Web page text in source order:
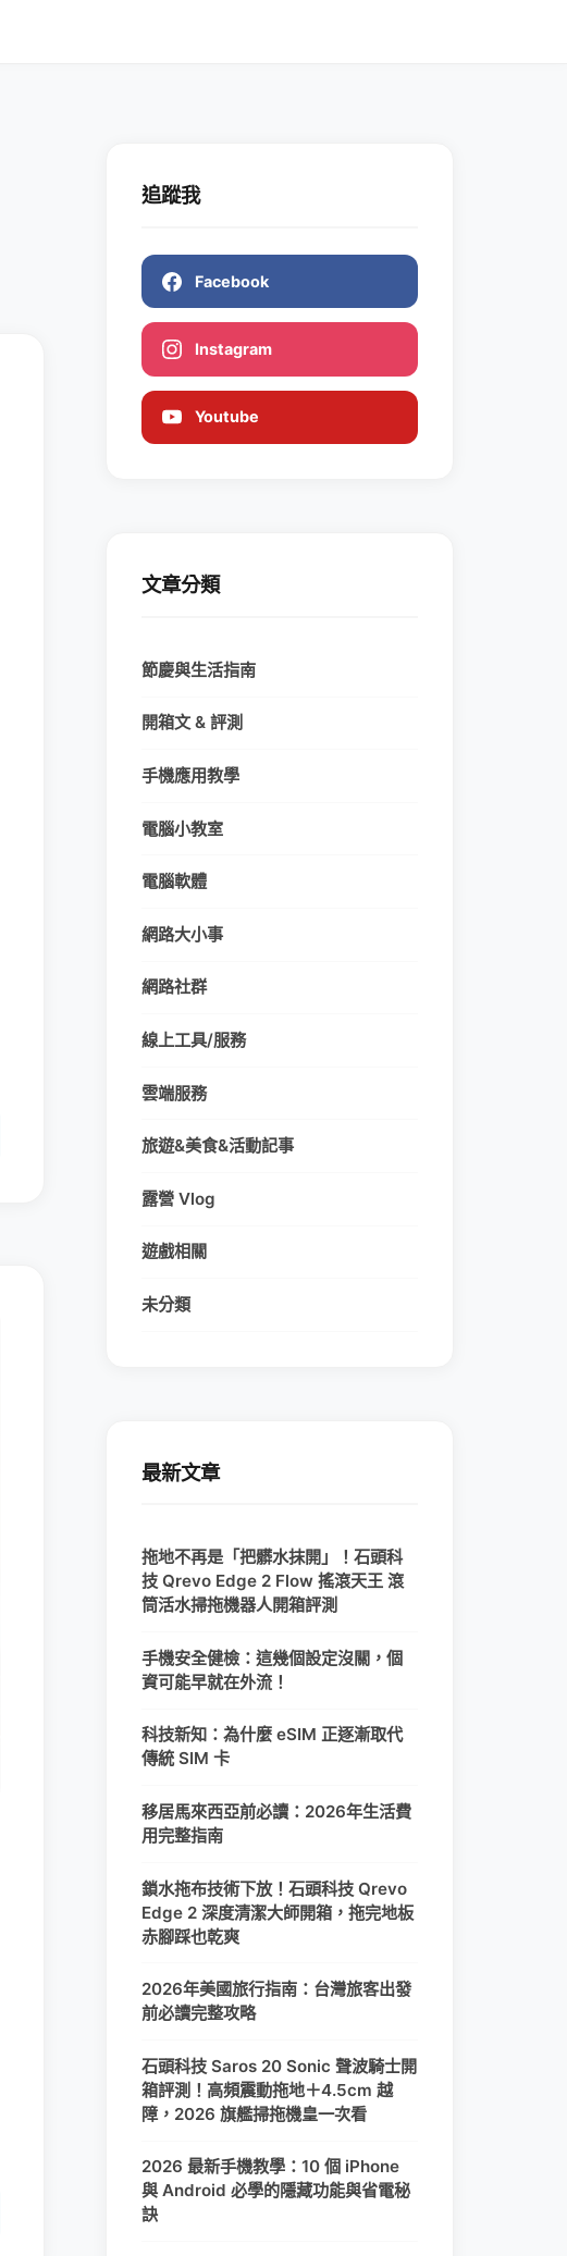
追蹤我
Facebook
Instagram
Youtube
文章分類
節慶與生活指南
開箱文 & 評測
手機應用教學
電腦小教室
電腦軟體
網路大小事
網路社群
線上工具/服務
雲端服務
旅遊&美食&活動記事
露營 Vlog
遊戲相關
未分類
最新文章
拖地不再是「把髒水抹開」！石頭科
技 Qrevo Edge 2 Flow 搖滾天王 滾
筒活水掃拖機器人開箱評測
手機安全健檢：這幾個設定沒關，個
資可能早就在外流！
科技新知：為什麼 eSIM 正逐漸取代
傳統 SIM 卡
移居馬來西亞前必讀：2026年生活費
用完整指南
鎖水拖布技術下放！石頭科技 Qrevo
Edge 2 深度清潔大師開箱，拖完地板
赤腳踩也乾爽
2026年美國旅行指南：台灣旅客出發
前必讀完整攻略
石頭科技 Saros 20 Sonic 聲波騎士開
箱評測！高頻震動拖地＋4.5cm 越
障，2026 旗艦掃拖機皇一次看
2026 最新手機教學：10 個 iPhone
與 Android 必學的隱藏功能與省電秘
訣